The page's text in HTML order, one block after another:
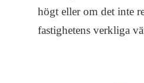
högt eller om det inte
fastighetens verkliga